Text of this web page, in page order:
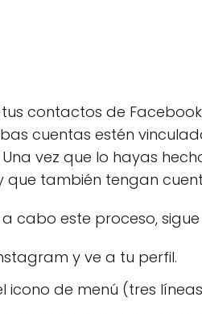
tus contactos de
cuentas estén
vez que lo hayas
que también tengan
cabo este proceso,
y ve a tu perfil.
icono de menú (tres